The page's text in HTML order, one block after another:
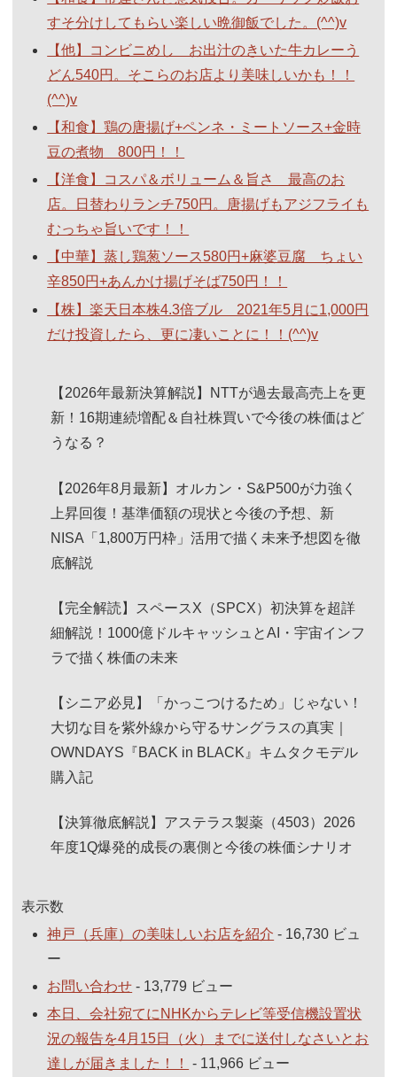
すそ分けしてもらい楽しい晩御飯でした。(^^)v
【他】コンビニめし お出汁のきいた牛カレーう
どん540円。そこらのお店より美味しいかも！！
(^^)v
【和食】鶏の唐揚げ+ペンネ・ミートソース+金時
豆の煮物 800円！！
【洋食】コスパ＆ボリューム＆旨さ 最高のお
店。日替わりランチ750円。唐揚げもアジフライも
むっちゃ旨いです！！
【中華】蒸し鶏葱ソース580円+麻婆豆腐 ちょい
辛850円+あんかけ揚げそば750円！！
【株】楽天日本株4.3倍ブル 2021年5月に1,000円
だけ投資したら、更に凄いことに！！(^^)v
【2026年最新決算解説】NTTが過去最高売上を更
新！16期連続増配＆自社株買いで今後の株価はど
うなる？
【2026年8月最新】オルカン・S&P500が力強く
上昇回復！基準価額の現状と今後の予想、新
NISA「1,800万円枠」活用で描く未来予想図を徹
底解説
【完全解読】スペースX（SPCX）初決算を超詳
細解説！1000億ドルキャッシュとAI・宇宙インフ
ラで描く株価の未来
【シニア必見】「かっこつけるため」じゃない！
大切な目を紫外線から守るサングラスの真実｜
OWNDAYS『BACK in BLACK』キムタクモデル
購入記
【決算徹底解説】アステラス製薬（4503）2026
年度1Q爆発的成長の裏側と今後の株価シナリオ
表示数
神戸（兵庫）の美味しいお店を紹介 - 16,730 ビュ
ー
お問い合わせ - 13,779 ビュー
本日、会社宛てにNHKからテレビ等受信機設置状
況の報告を4月15日（火）までに送付しなさいとお
達しが届きました！！
- 11,966 ビュー